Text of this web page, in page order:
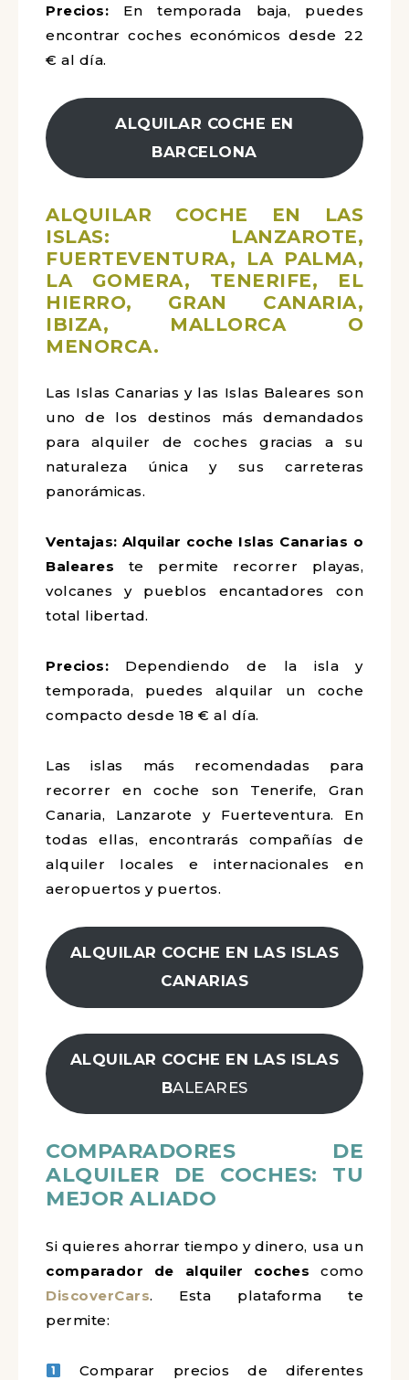
Precios: En temporada baja, puedes
encontrar coches económicos desde 22
€ al día.
ALQUILAR COCHE EN
BARCELONA
ALQUILAR COCHE EN LAS
ISLAS: LANZAROTE,
FUERTEVENTURA, LA PALMA,
LA GOMERA, TENERIFE, EL
HIERRO, GRAN CANARIA,
IBIZA, MALLORCA O
MENORCA.
Las Islas Canarias y las Islas Baleares son
uno de los destinos más demandados
para alquiler de coches gracias a su
naturaleza única y sus carreteras
panorámicas.
Ventajas: Alquilar coche Islas Canarias o
Baleares te permite recorrer playas,
volcanes y pueblos encantadores con
total libertad.
Precios: Dependiendo de la isla y
temporada, puedes alquilar un coche
compacto desde 18 € al día.
Las islas más recomendadas para
recorrer en coche son Tenerife, Gran
Canaria, Lanzarote y Fuerteventura. En
todas ellas, encontrarás compañías de
alquiler locales e internacionales en
aeropuertos y puertos.
ALQUILAR COCHE EN LAS ISLAS
CANARIAS
ALQUILAR COCHE EN LAS ISLAS
BALEARES
COMPARADORES DE
ALQUILER DE COCHES: TU
MEJOR ALIADO
Si quieres ahorrar tiempo y dinero, usa un
comparador de alquiler coches como
DiscoverCars. Esta plataforma te
permite:
Comparar precios de diferentes